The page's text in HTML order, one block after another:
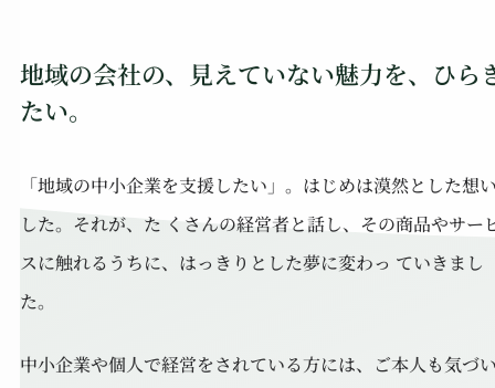
地域の会社の、見えていない魅力を、ひら
たい。
「地域の中小企業を支援したい」。はじめは漠然とした想
した。それが、た くさんの経営者と話し、その商品やサー
スに触れるうちに、はっきりとした夢に変わっ ていきまし
た。
中小企業や個人で経営をされている方には、ご本人も気づ